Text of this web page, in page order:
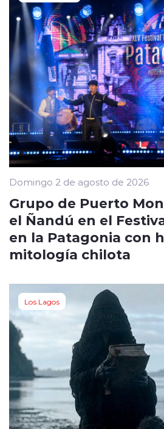
Domingo 2 de agosto de 2026
Grupo de Puerto
el Ñandú en el
en la Patagonia con
mitología chilota
Los Lagos